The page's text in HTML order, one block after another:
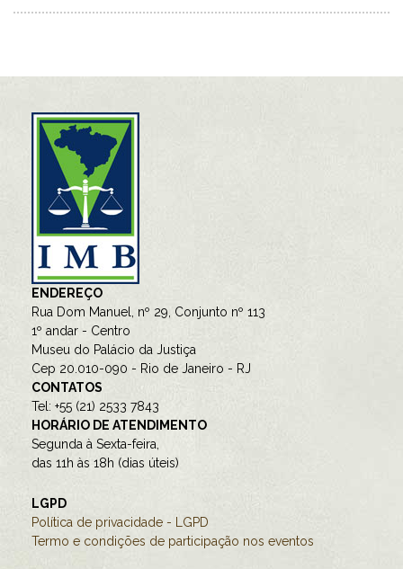
ENDEREÇO
Rua Dom Manuel, nº 29, Conjunto nº 113
1º andar - Centro
Museu do Palácio da Justiça
Cep 20.010-090 - Rio de Janeiro - RJ
CONTATOS
Tel: +55 (21) 2533 7843
HORÁRIO DE ATENDIMENTO
Segunda à Sexta-feira,
das 11h às 18h (dias úteis)
LGPD
Política de privacidade - LGPD
Termo e condições de participação nos eventos